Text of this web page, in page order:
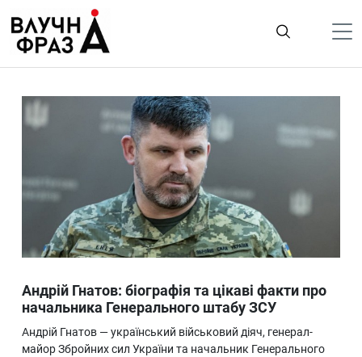
содержимому
Гроші
Лайфстайл
ТехноНаука
Людина
Ukraine
Про нас
Андрій Гнатов: біографія та цікаві факти про
начальника Генерального штабу ЗСУ
Андрій Гнатов — український військовий діяч, генерал-
майор Збройних сил України та начальник Генерального